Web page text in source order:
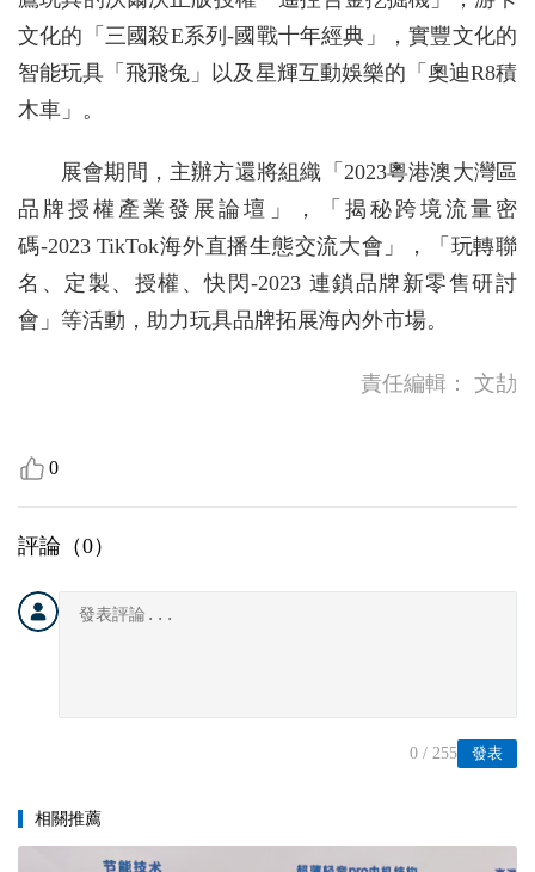
文化的「三國殺E系列-國戰十年經典」，實豐文化的
智能玩具「飛飛兔」以及星輝互動娛樂的「奧迪R8積
木車」。
展會期間，主辦方還將組織「2023粵港澳大灣區
品牌授權產業發展論壇」，「揭秘跨境流量密
碼-2023 TikTok海外直播生態交流大會」，「玩轉聯
名、定製、授權、快閃-2023 連鎖品牌新零售研討
會」等活動，助力玩具品牌拓展海內外市場。
責任編輯： 文劼
0
評論（0）
發表
0 / 255
相關推薦